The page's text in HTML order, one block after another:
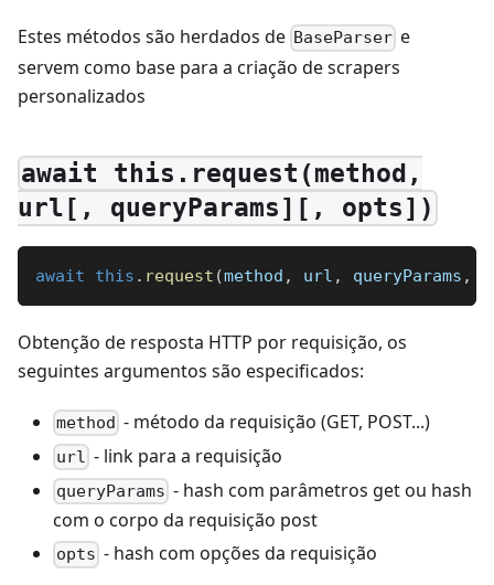
Estes métodos são herdados de BaseParser e
servem como base para a criação de scrapers
personalizados
await this.request(method,
url[, queryParams][, opts])
await this . request (method , url , queryParams ,
Obtenção de resposta HTTP por requisição, os
seguintes argumentos são especificados:
method - método da requisição (GET, POST...)
url - link para a requisição
queryParams - hash com parâmetros get ou hash
com o corpo da requisição post
opts - hash com opções da requisição